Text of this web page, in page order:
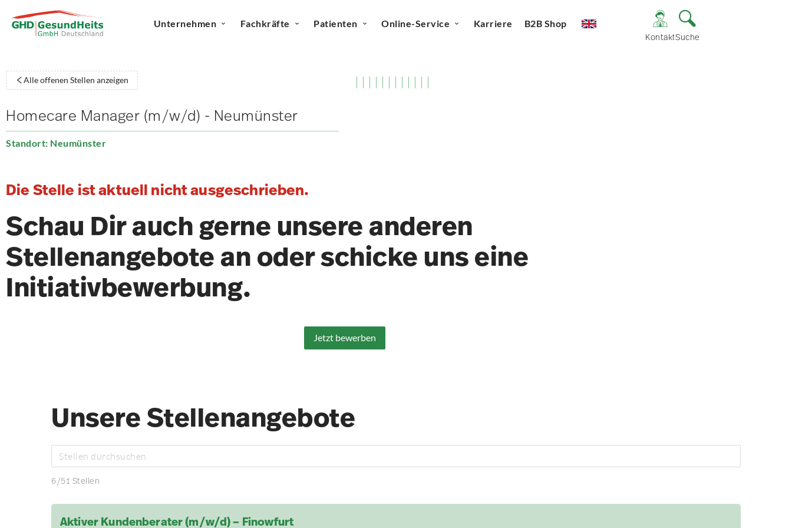
Unternehmen Fachkräfte Patienten Online-Service Karriere B2B Shop
KontaktSuche
Alle offenen Stellen anzeigen
Homecare Manager (m/w/d) - Neumünster
Standort: Neumünster
Die Stelle ist aktuell nicht ausgeschrieben.
Schau Dir auch gerne unsere anderen
Stellenangebote an oder schicke uns eine
Initiativbewerbung.
Jetzt bewerben
Unsere Stellenangebote
6/51 Stellen
Aktiver Kundenberater (m/w/d) – Finowfurt